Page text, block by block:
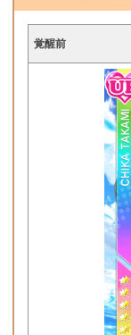
覚醒前